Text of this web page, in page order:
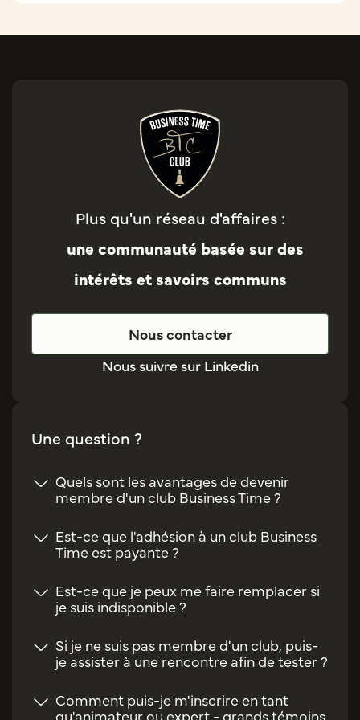
Plus qu'un réseau d'affaires :
une communauté basée sur des
intérêts et savoirs communs
Nous contacter
Nous suivre sur Linkedin
Une question ?
Quels sont les avantages de devenir
membre d'un club Business Time ?
Est-ce que l'adhésion à un club Business
Time est payante ?
Est-ce que je peux me faire remplacer si
je suis indisponible ?
Si je ne suis pas membre d'un club, puis-
je assister à une rencontre afin de tester ?
Comment puis-je m'inscrire en tant
qu'animateur ou expert - grands témoins